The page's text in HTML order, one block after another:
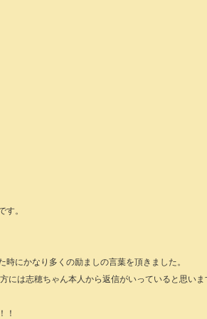
す。
時にかなり多くの励ましの言葉を頂きました。
には志穂ちゃん本人から返信がいっていると思いま
！